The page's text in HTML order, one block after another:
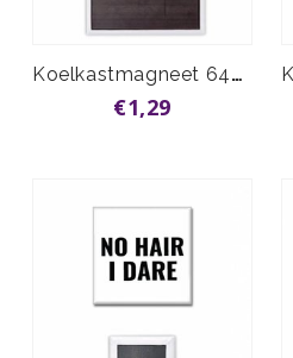
Koelkastmagneet 64x89mm vanaf
€1,29